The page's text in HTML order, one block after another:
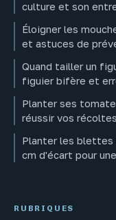
culture et son
Éloigner les
et astuces de
Quand tailler un
figuier bifère et
Planter ses
réussir vos récoltes
Planter les blettes
cm d'écart pour
RUBRIQUES